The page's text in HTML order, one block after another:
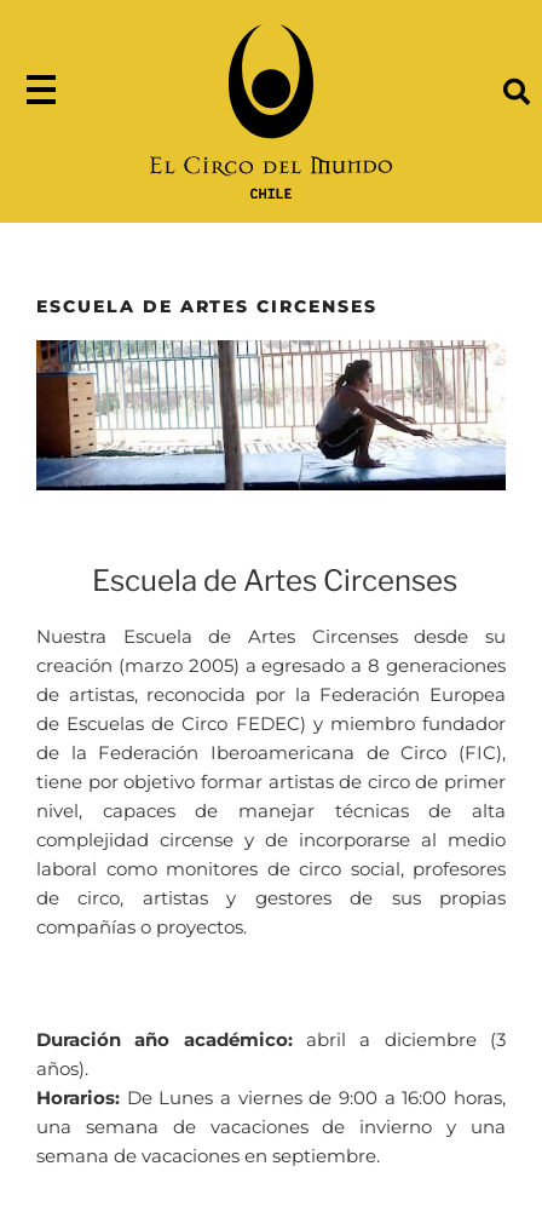
ESCUELA DE ARTES CIRCENSES
Escuela de Artes Circenses
Nuestra Escuela de Artes Circenses desde su
creación (marzo 2005) a egresado a 8 generaciones
de artistas, reconocida por la Federación Europea
de Escuelas de Circo FEDEC) y miembro fundador
de la Federación Iberoamericana de Circo (FIC),
tiene por objetivo formar artistas de circo de primer
nivel, capaces de manejar técnicas de alta
complejidad circense y de incorporarse al medio
laboral como monitores de circo social, profesores
de circo, artistas y gestores de sus propias
compañías o proyectos.
Duración año académico:abril a diciembre (3
años).
Horarios: De Lunes a viernes de 9:00 a 16:00 horas,
una semana de vacaciones de invierno y una
semana de vacaciones en septiembre.